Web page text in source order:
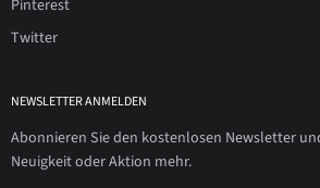
Pinterest
Twitter
NEWSLETTER ANMELDEN
Abonnieren Sie den kostenlosen Newsletter
Neuigkeit oder Aktion mehr.